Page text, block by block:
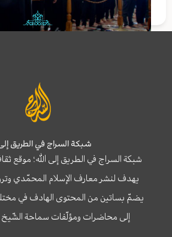
شبكة السراج في الطريق
شبكة السراج في الطريق إلى الله؛ موقع
يهدف لنشر معارف الإسلام المحمّدي
يضمّ بساتين من المحتوى الهادف في
إلى محاضرات ومؤلّفات سماحة